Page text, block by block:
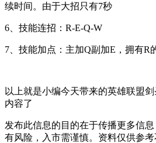
续时间。由于大招只有7秒
6、技能连招：R-E-Q-W
7、技能加点：主加Q副加E，拥有R
以上就是小编今天带来的英雄联盟
内容了
发布此信息的目的在于传播更多信
有风险，入市需谨慎。资料仅供参